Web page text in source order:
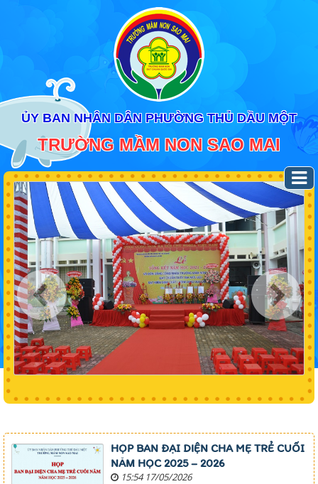
ỦY BAN NHÂN DÂN PHƯỜNG THỦ DẦU MỘT
TRƯỜNG MẦM NON SAO MAI
HỌP BAN ĐẠI DIỆN CHA MẸ TRẺ CUỐI
NĂM HỌC 2025 – 2026
15:54 17/05/2026